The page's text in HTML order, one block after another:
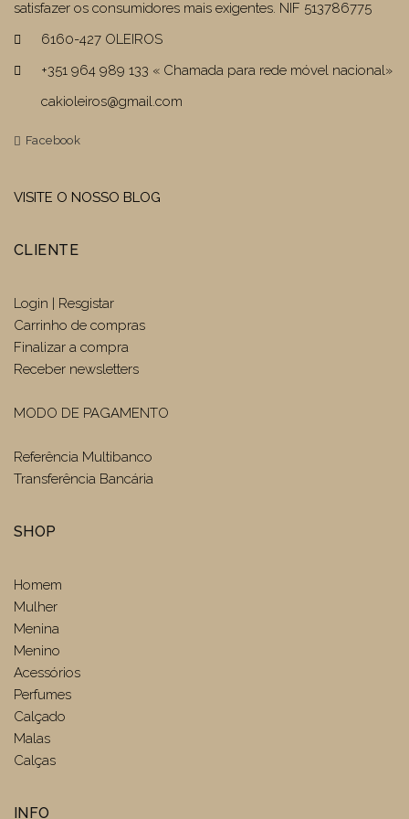
satisfazer os consumidores mais exigentes. NIF 513786775
6160-427 OLEIROS
+351 964 989 133 « Chamada para rede móvel nacional»
cakioleiros@gmail.com
Facebook
VISITE O NOSSO BLOG
CLIENTE
Login | Resgistar
Carrinho de compras
Finalizar a compra
Receber newsletters
MODO DE PAGAMENTO
Referência Multibanco
Transferência Bancária
SHOP
Homem
Mulher
Menina
Menino
Acessórios
Perfumes
Calçado
Malas
Calças
INFO